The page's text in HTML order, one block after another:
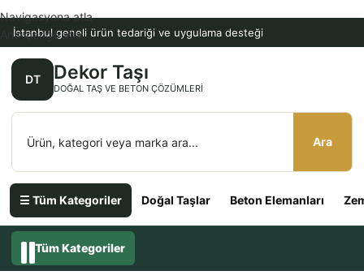
İstanbul geneli ürün tedariği ve uygulama desteği
DT Dekor Taşı
DOĞAL TAŞ VE BETON ÇÖZÜMLERI
Ara
☰ Tüm Kategoriler Doğal Taşlar Beton Elemanları
Navigasyona atla
Ana içeriğe atla
Tüm Kategoriler